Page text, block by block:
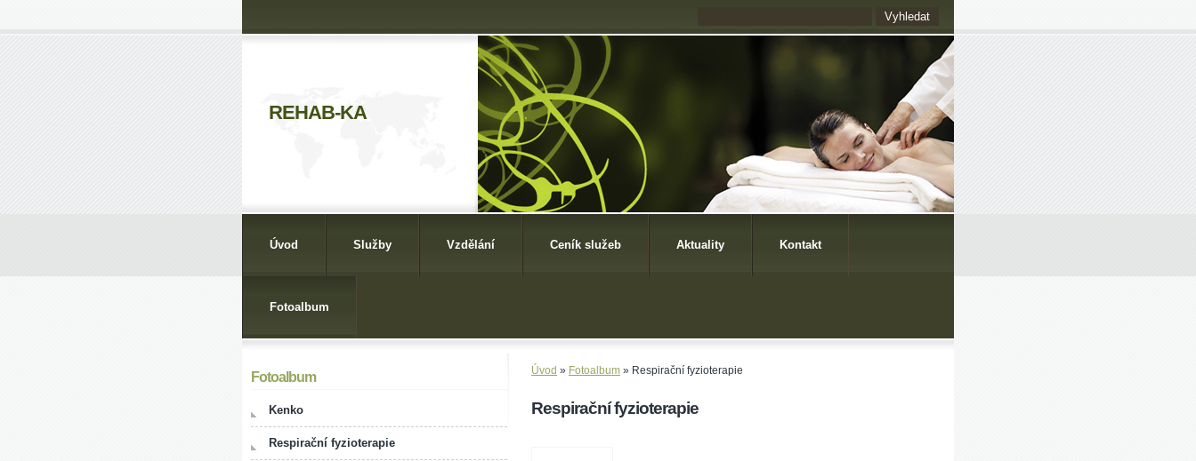
REHAB-KA
Úvod Služby Vzdělání Ceník služeb Aktuality Kontakt
Fotoalbum
Úvod » Fotoalbum » Respirační fyzioterapie
Respirační fyzioterapie
Fotoalbum
Kenko
Respirační fyzioterapie